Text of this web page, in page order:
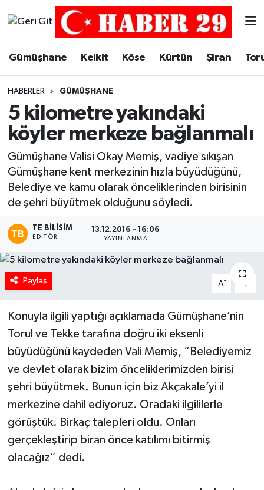
Gümüşhane Kelkit Köse Kürtün Şiran
HABERLER GÜMÜŞHANE
5 kilometre yakındaki
köyler merkeze bağlanmalı
Gümüşhane Valisi Okay Memiş, vadiye sıkışan
Gümüşhane kent merkezinin hızla büyüdüğünü,
Belediye ve kamu olarak önceliklerinden birisinin
de şehri büyütmek olduğunu söyledi.
TE BILISIM
EDITÖR
13.12.2016 - 16:06
YAYINLANMA
Paylaş A- A
Konuyla ilgili yaptığı açıklamada Gümüşhane’nin
Torul ve Tekke tarafına doğru iki eksenli
büyüdüğünü kaydeden Vali Memiş, “Belediyemiz
ve devlet olarak bizim önceliklerimizden birisi
şehri büyütmek. Bunun için biz Akçakale’yi il
merkezine dahil ediyoruz. Oradaki ilgililerle
görüştük. Birkaç talepleri oldu. Onları
gerçekleştirip biran önce katılımı bitirmiş
olacağız” dedi.
Merkez Trafik Yoğunluk Haritası
Süper Lig Puan Durumu ve Fikstür
Tüm Manşetler
Son Dakika Haberleri
Haber Arşivi